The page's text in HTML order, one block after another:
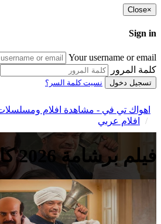
×
Close
Sign in
Your username or email
كلمة المرور
تسجيل دخول نسيت كلمة السر؟
اهواك تي في - مشاهدة افلام ومسلسلات
افلام عربي
فيلم برشامة 2026 كامل HD